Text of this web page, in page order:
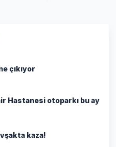
çıkıyor
Hastanesi otoparkı bu ay
kaza!